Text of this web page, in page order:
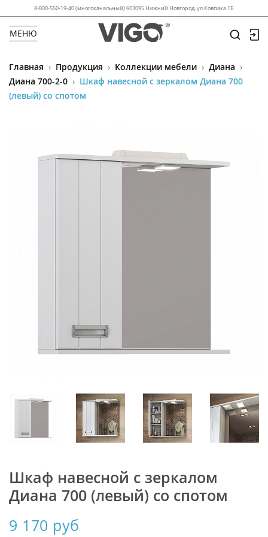
8-800-550-19-40 (многоканальный) 603095 Нижний Новгород, ул.Ковпака 1Б
МЕНЮ
Главная › Продукция › Коллекции мебели › Диана ›
Диана 700-2-0 › Шкаф навесной с зеркалом Диана 700
(левый) со спотом
Шкаф навесной с зеркалом
Диана 700 (левый) со спотом
9 170 руб